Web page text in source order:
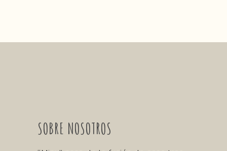
SOBRE NOSOTROS